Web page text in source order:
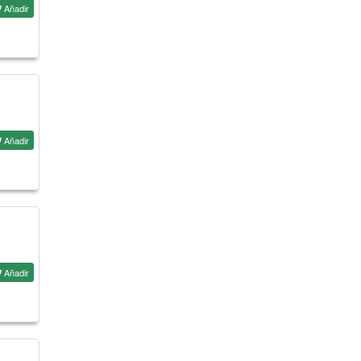
Añadir
Añadir
Añadir